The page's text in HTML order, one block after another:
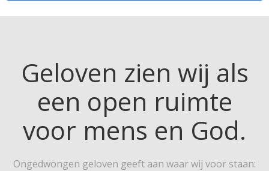
Geloven zien wij als
een open ruimte
voor mens en God.
Ongedwongen geloven geeft aan waar wij voor staan: